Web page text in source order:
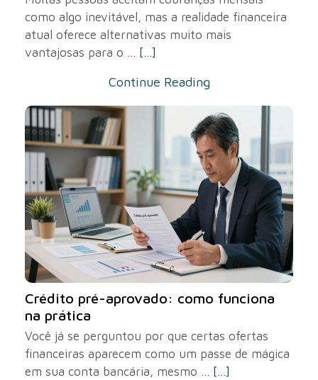
como algo inevitável, mas a realidade financeira
atual oferece alternativas muito mais
vantajosas para o ... [...]
Continue Reading
Crédito pré-aprovado: como funciona
na prática
Você já se perguntou por que certas ofertas
financeiras aparecem como um passe de mágica
em sua conta bancária, mesmo ... [...]